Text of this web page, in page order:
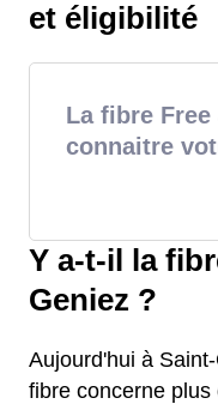
et éligibilité
La fibre Free
connaitre
Y a-t-il la
Geniez ?
Aujourd'hui à
fibre concerne